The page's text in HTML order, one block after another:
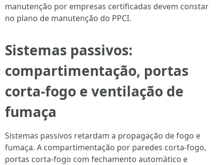
manutenção por empresas certificadas devem constar
no plano de manutenção do PPCI.
Sistemas passivos:
compartimentação, portas
corta‑fogo e ventilação de
fumaça
Sistemas passivos retardam a propagação de fogo e
fumaça. A compartimentação por paredes corta‑fogo,
portas corta‑fogo com fechamento automático e